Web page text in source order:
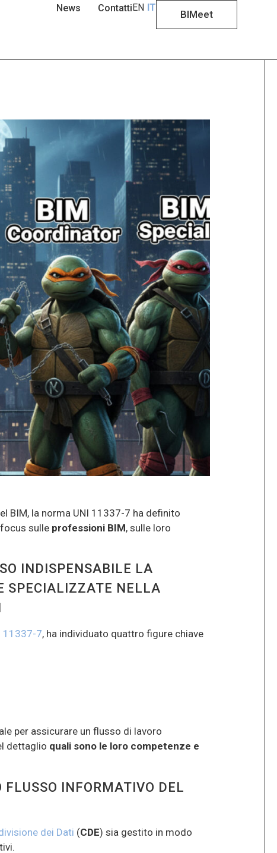
News ContattiEN IT
BIMeet
BIM, la norma UNI 11337-7 ha definito
sulle professioni BIM, sulle loro
INDISPENSABILE LA
SPECIALIZZATE NELLA
11337-7, ha individuato quattro figure chiave
per assicurare un flusso di lavoro
dettaglio quali sono le loro competenze e
FLUSSO INFORMATIVO DEL
dei Dati (CDE) sia gestito in modo